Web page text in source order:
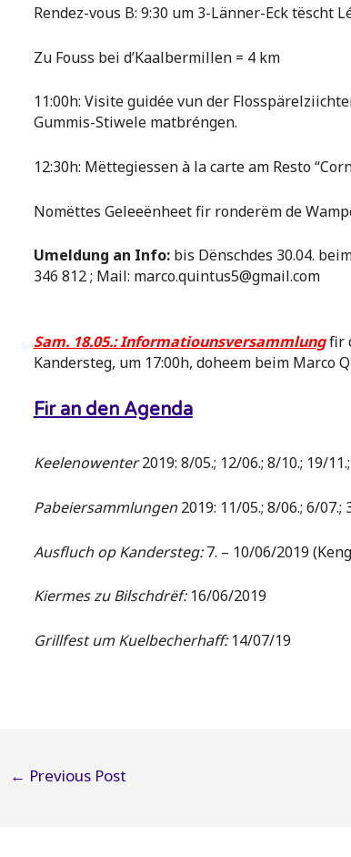
Rendez-vous B: 9:30 um 3-Länner-Eck tëscht
Zu Fouss bei d’Kaalbermillen = 4 km
11:00h: Visite guidée vun der
Gummis-Stiwele matbréngen.
12:30h: Mëttegiessen à la carte am Resto
Nomëttes Geleeënheet fir ronderëm de
Umeldung an Info:bis Dënschdes 30.04.
346 812 ; Mail: marco.quintus5@gmail.com
Sam. 18.05.: Informatiounsversammlungfir
Kandersteg, um 17:00h, doheem beim Marco
Fir an den Agenda
Keelenowenter2019: 8/05.; 12/06.; 8/10.; 19/
Pabeiersammlungen2019: 11/05.; 8/06.; 6/07.;
Ausfluch op Kandersteg:7. – 10/06/2019
Kiermes zu Bilschdrëf:16/06/2019
Grillfest um Kuelbecherhaff:14/07/19
Post
← Previous Post